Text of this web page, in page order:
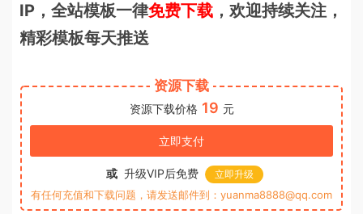
IP，全站模板一律免费下载 ，欢迎持续关注，
精彩模板每天推送
资源下载
资源下载价格 19 元
立即支付
或 升级VIP后免费 立即升级
有任何充值和下载问题，请发送邮件到：yuanma8888@qq.com